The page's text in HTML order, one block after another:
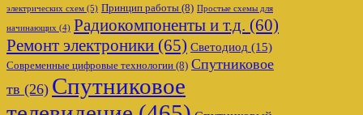
электрических схем (5) Принцип работы (8) Простые схемы для
начинающих (4) Радиокомпоненты и т.д. (60)
Ремонт электроники (65) Светодиод (15)
Современные цифровые технологии (8) Спутниковое
тв (26) Спутниковое